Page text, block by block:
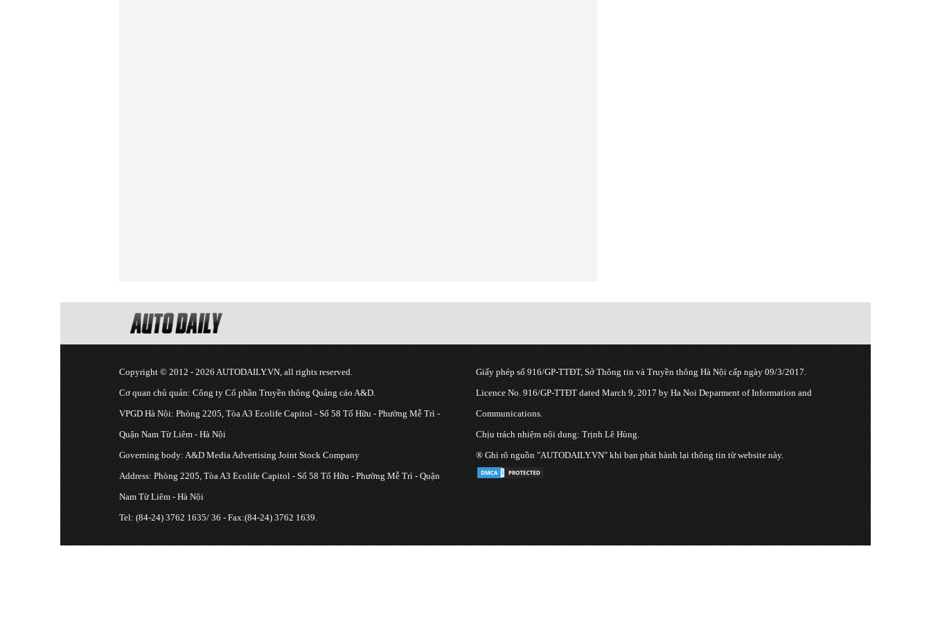
Copyright © 2012 - 2026 AUTODAILY.VN, all rights reserved.
Cơ quan chủ quản: Công ty Cổ phần Truyền thông Quảng cáo A&D.
VPGD Hà Nội: Phòng 2205, Tòa A3 Ecolife Capitol - Số 58 Tố Hữu - Phường Mễ Trì -
Quận Nam Từ Liêm - Hà Nội
Governing body: A&D Media Advertising Joint Stock Company
Address: Phòng 2205, Tòa A3 Ecolife Capitol - Số 58 Tố Hữu - Phường Mễ Trì - Quận
Nam Từ Liêm - Hà Nội
Tel: (84-24) 3762 1635/ 36 - Fax:(84-24) 3762 1639.
Giấy phép số 916/GP-TTĐT, Sở Thông tin và Truyền thông Hà Nội cấp ngày 09/3/2017.
Licence No. 916/GP-TTĐT dated March 9, 2017 by Ha Noi Deparment of Information and
Communications.
Chịu trách nhiệm nội dung: Trịnh Lê Hùng.
® Ghi rõ nguồn "AUTODAILY.VN" khi bạn phát hành lại thông tin từ website này.